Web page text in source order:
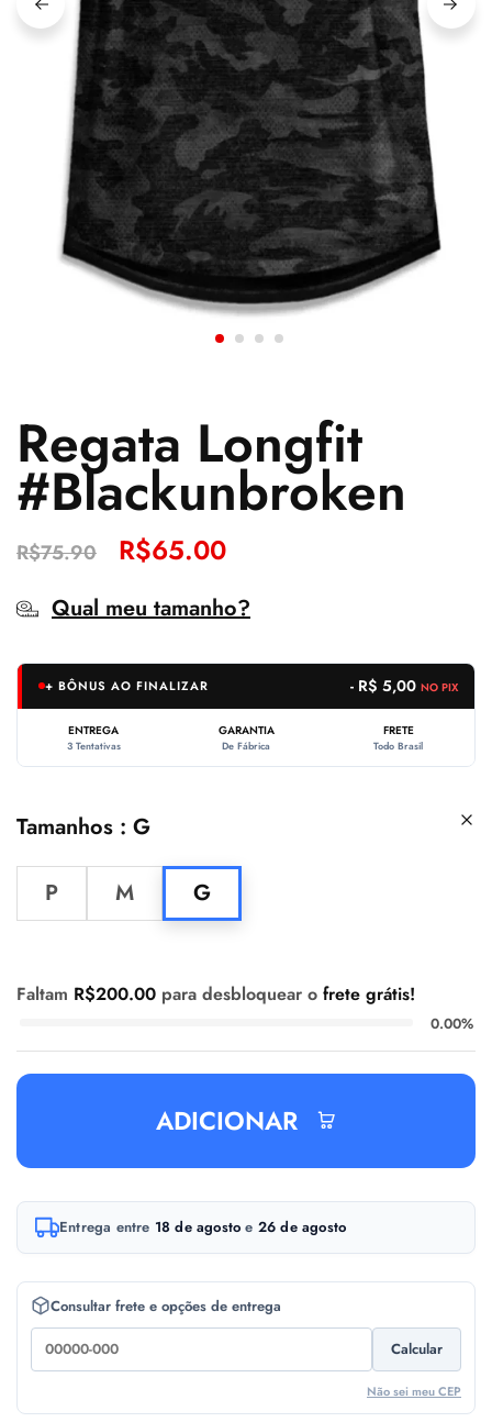
Regata Longfit
#Blackunbroken
R$75.90 R$65.00
Qual meu tamanho?
+ BÔNUS AO FINALIZAR - R$ 5,00 NO PIX
ENTREGA
3 Tentativas
GARANTIA
De Fábrica
FRETE
Todo Brasil
Tamanhos G
P M G
Faltam R$200.00 para desbloquear o frete grátis!
0.00%
ADICIONAR
A
Entrega entre 18 de agosto e 26 de agosto
Consultar frete e opções de entrega
Calcular
Não sei meu CEP